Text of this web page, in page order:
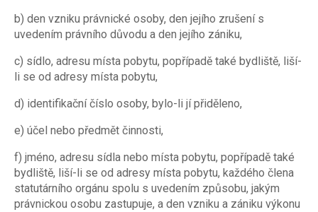
b) den vzniku právnické osoby, den jejího zrušení s
uvedením právního důvodu a den jejího zániku,
c) sídlo, adresu místa pobytu, popřípadě také bydliště, liší-
li se od adresy místa pobytu,
d) identifikační číslo osoby, bylo-li jí přiděleno,
e) účel nebo předmět činnosti,
f) jméno, adresu sídla nebo místa pobytu, popřípadě také
bydliště, liší-li se od adresy místa pobytu, každého člena
statutárního orgánu spolu s uvedením způsobu, jakým
právnickou osobu zastupuje, a den vzniku a zániku výkonu